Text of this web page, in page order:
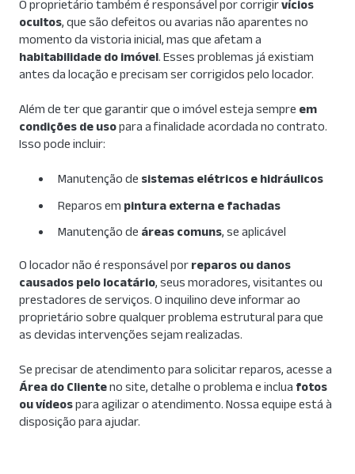
O proprietário também é responsável por corrigirvícios
ocultos, que são defeitos ou avarias não aparentes no
momento da vistoria inicial, mas que afetam a
habitabilidade do imóvel. Esses problemas já existiam
antes da locação e precisam ser corrigidos pelo locador.
Além de ter que garantir que o imóvel esteja sempre em
condições de usopara a finalidade acordada no contrato.
Isso pode incluir:
Manutenção de sistemas elétricos e hidráulicos
Reparos em pintura externa e fachadas
Manutenção de áreas comuns, se aplicável
O locador não é responsável por reparos ou danos
causados pelo locatário, seus moradores, visitantes ou
prestadores de serviços. O inquilino deve informar ao
proprietário sobre qualquer problema estrutural para que
as devidas intervenções sejam realizadas.
Se precisar de atendimento para solicitar reparos, acesse a
Área do Clienteno site, detalhe o problema e inclua fotos
ou vídeospara agilizar o atendimento. Nossa equipe está à
disposição para ajudar.